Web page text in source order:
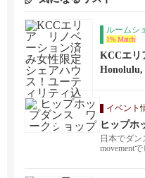
ルームシ
1% Match
KCCエリ
定シェア
Honolulu,
イベント
ヒップホ
日本でダン
movement